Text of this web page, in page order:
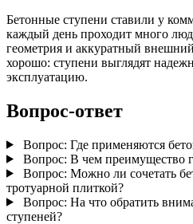
Бетонные ступени ставили у
каждый день проходит много
геометрия и аккуратный
хорошо: ступени выглядят
эксплуатацию.
Вопрос-ответ
Вопрос: Где применяются
Вопрос: В чем преимущество
Вопрос: Можно ли сочетать
тротуарной плиткой?
Вопрос: На что обратить
ступеней?